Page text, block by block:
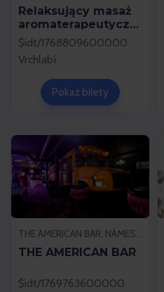
Relaksujący masaż
aromaterapeutyczn
y (30 min)
$idt/1768809600000
Vrchlabí
Pokaż bilety
THE AMERICAN BAR
$idt/1769763600000